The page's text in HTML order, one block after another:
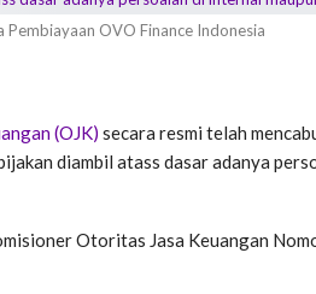
Pembiayaan OVO Finance Indonesia
(OJK) secara resmi telah
diambil atass dasar adanya
Otoritas Jasa Keuangan